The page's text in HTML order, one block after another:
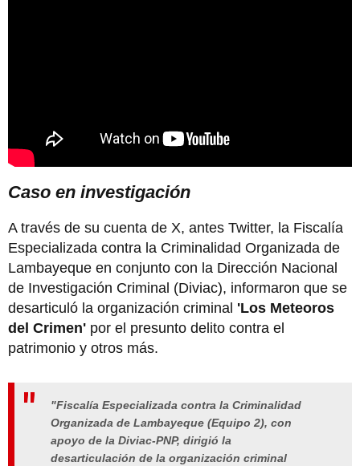
Caso en investigación
A través de su cuenta de X, antes Twitter, la Fiscalía
Especializada contra la Criminalidad Organizada de
Lambayeque en conjunto con la Dirección Nacional
de Investigación Criminal (Diviac), informaron que se
desarticuló la organización criminal 'Los Meteoros
del Crimen' por el presunto delito contra el
patrimonio y otros más.
"Fiscalía Especializada contra la Criminalidad
Organizada de Lambayeque (Equipo 2), con
apoyo de la Diviac-PNP, dirigió la
desarticulación de la organización criminal